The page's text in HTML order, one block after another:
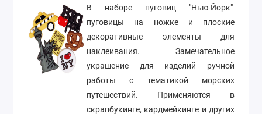
В наборе пуговиц "Нью-Йорк"
пуговицы на ножке и плоские
декоративные элементы для
наклеивания. Замечательное
украшение для изделий ручной
работы с тематикой морских
путешествий. Применяются в
скрапбукинге, кардмейкинге и других